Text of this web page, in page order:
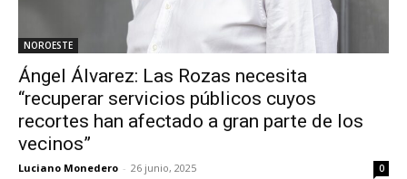
NOROESTE
Ángel Álvarez: Las Rozas necesita
“recuperar servicios públicos cuyos
recortes han afectado a gran parte de los
vecinos”
Luciano Monedero - 26 junio, 2025 0